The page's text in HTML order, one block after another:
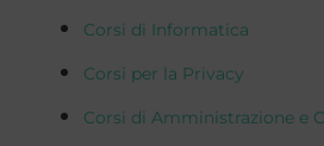
Corsi di Informatica
Corsi per la Privacy
Corsi di Amministrazione e